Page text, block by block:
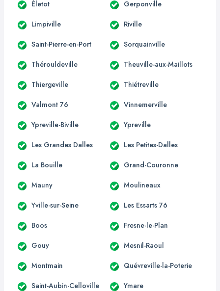
Életot Gerponville
Limpiville Riville
Saint-Pierre-en-Port Sorquainville
Thérouldeville Theuville-aux-Maillots
Thiergeville Thiétreville
Valmont 76 Vinnemerville
Ypreville-Biville Ypreville
Les Grandes Dalles Les Petites-Dalles
La Bouille Grand-Couronne
Mauny Moulineaux
Yville-sur-Seine Les Essarts 76
Boos Fresne-le-Plan
Gouy Mesnil-Raoul
Montmain Quévreville-la-Poterie
Saint-Aubin-Celloville Ymare